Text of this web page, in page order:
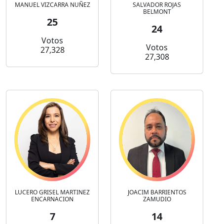
MANUEL VIZCARRA NUÑEZ
25
Votos
27,328
SALVADOR ROJAS
BELMONT
24
Votos
27,308
LUCERO GRISEL MARTINEZ
ENCARNACION
7
JOACIM BARRIENTOS
ZAMUDIO
14